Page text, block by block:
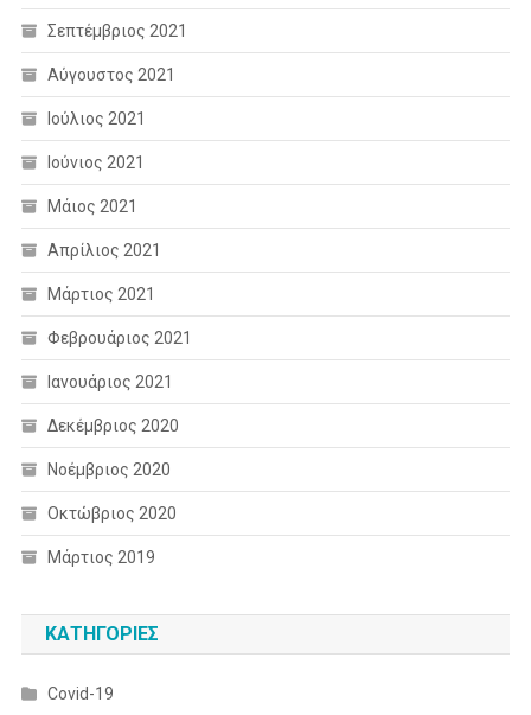
Σεπτέμβριος 2021
Αύγουστος 2021
Ιούλιος 2021
Ιούνιος 2021
Μάιος 2021
Απρίλιος 2021
Μάρτιος 2021
Φεβρουάριος 2021
Ιανουάριος 2021
Δεκέμβριος 2020
Νοέμβριος 2020
Οκτώβριος 2020
Μάρτιος 2019
KΑΤΗΓΟΡΊΕΣ
Covid-19